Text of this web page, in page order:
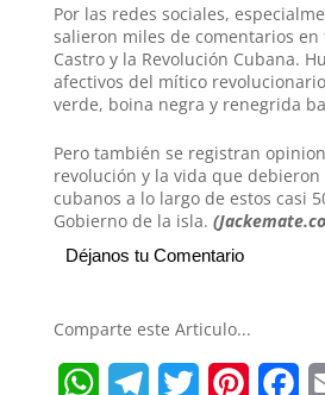
Por las redes sociales,
salieron miles de comentarios en
Castro y la Revolución Cubana.
afectivos del mítico
verde, boina negra y renegrida
Pero también se registran
revolución y la vida que
cubanos a lo largo de estos casi
Gobierno de la isla.
Déjanos tu Comentario
Comparte este Articulo...